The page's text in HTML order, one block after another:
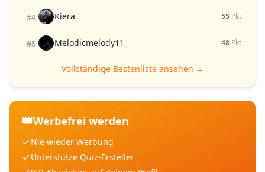
#4 Kiera 55 Pkt
#5 Melodicmelody11 48 Pkt
Vollständige Bestenliste ansehen →
👑Werbefrei werden
Nie wieder Werbung
Unterstütze Quiz-Ersteller